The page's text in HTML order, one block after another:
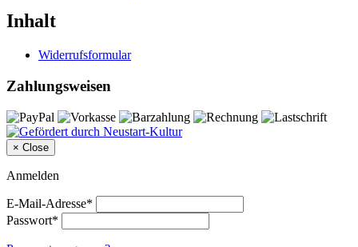
Inhalt
Widerrufsformular
Zahlungsweisen
× Close
Anmelden
E-Mail-Adresse*
Passwort*